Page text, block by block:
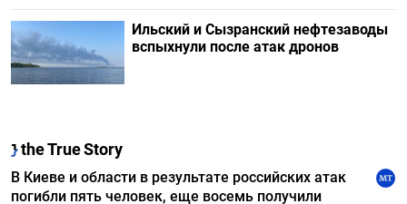
Ильский и Сызранский нефтезаводы
вспыхнули после атак дронов